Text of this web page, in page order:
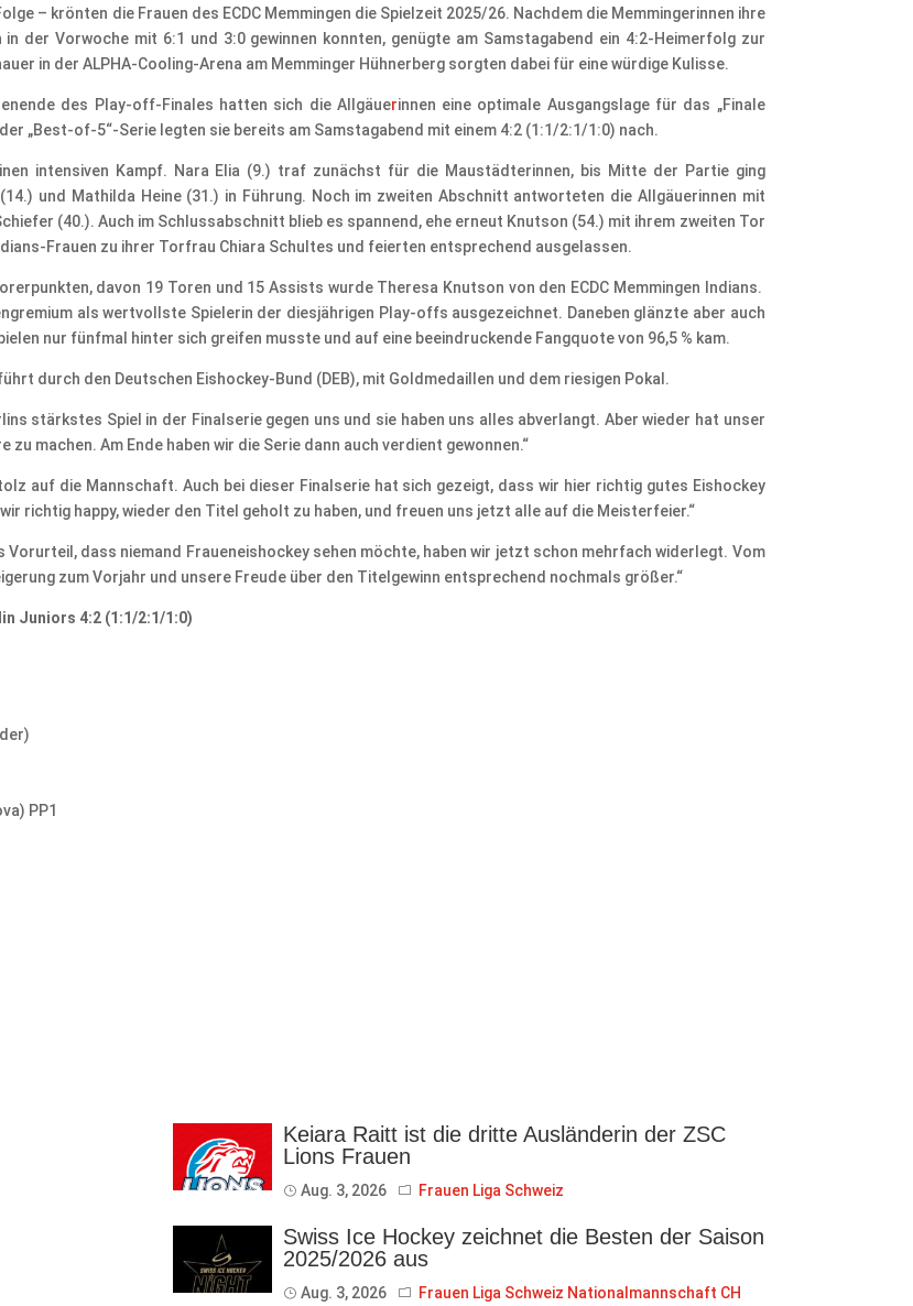
– krönten die Frauen des ECDC Memmingen die Spielzeit 2025/26. Nachdem die Memmingerinnen ihre
der Vorwoche mit 6:1 und 3:0 gewinnen konnten, genügte am Samstagabend ein 4:2-Heimerfolg zur
in der ALPHA-Cooling-Arena am Memminger Hühnerberg sorgten dabei für eine würdige Kulisse.
des Play-off-Finales hatten sich die Allgäuerinnen eine optimale Ausgangslage für das „Finale
„Best-of-5“-Serie legten sie bereits am Samstagabend mit einem 4:2 (1:1/2:1/1:0) nach.
intensiven Kampf. Nara Elia (9.) traf zunächst für die Maustädterinnen, bis Mitte der Partie ging
und Mathilda Heine (31.) in Führung. Noch im zweiten Abschnitt antworteten die Allgäuerinnen mit
(40.). Auch im Schlussabschnitt blieb es spannend, ehe erneut Knutson (54.) mit ihrem zweiten Tor
Frauen zu ihrer Torfrau Chiara Schultes und feierten entsprechend ausgelassen.
davon 19 Toren und 15 Assists wurde Theresa Knutson von den ECDC Memmingen Indians.
als wertvollste Spielerin der diesjährigen Play-offs ausgezeichnet. Daneben glänzte aber auch
nur fünfmal hinter sich greifen musste und auf eine beeindruckende Fangquote von 96,5 % kam.
durch den Deutschen Eishockey-Bund (DEB), mit Goldmedaillen und dem riesigen Pokal.
stärkstes Spiel in der Finalserie gegen uns und sie haben uns alles abverlangt. Aber wieder hat unser
machen. Am Ende haben wir die Serie dann auch verdient gewonnen.“
auf die Mannschaft. Auch bei dieser Finalserie hat sich gezeigt, dass wir hier richtig gutes Eishockey
richtig happy, wieder den Titel geholt zu haben, und freuen uns jetzt alle auf die Meisterfeier.“
Vorurteil, dass niemand Fraueneishockey sehen möchte, haben wir jetzt schon mehrfach widerlegt. Vom
zum Vorjahr und unsere Freude über den Titelgewinn entsprechend nochmals größer.“
Juniors 4:2 (1:1/2:1/1:0)
PP1
Keiara Raitt ist die dritte Ausländerin der ZSC
Lions Frauen
Aug. 3, 2026 Frauen Liga Schweiz
Swiss Ice Hockey zeichnet die Besten der Saison
2025/2026 aus
Aug. 3, 2026 Frauen Liga Schweiz Nationalmannschaft CH